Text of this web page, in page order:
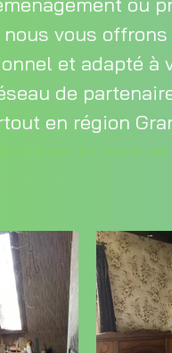
vous
et adapté à
de
en région
maison en toute